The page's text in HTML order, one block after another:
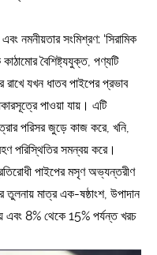
নমনীয়তার সংমিশ্রণ: ‘সিরামিক
বৈশিষ্ট্যযুক্ত, পণ্যটি
রাখে যখন ধাতব পাইপের প্রভাব
পাওয়া যায়। এটি
পরিসর জুড়ে কাজ করে, খনি,
পরিস্থিতির সমন্বয় করে।
পাইপের মসৃণ অভ্যন্তরীণ
তুলনায় মাত্র এক-ষষ্ঠাংশ, উপাদান
এবং 8% থেকে 15% পর্যন্ত খরচ